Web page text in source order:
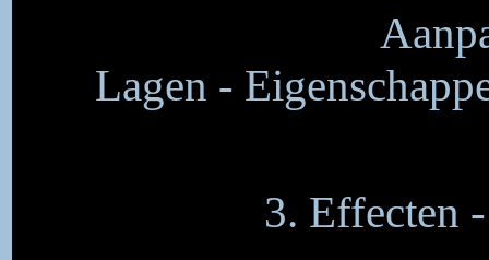
Lagen -
3. Effecten